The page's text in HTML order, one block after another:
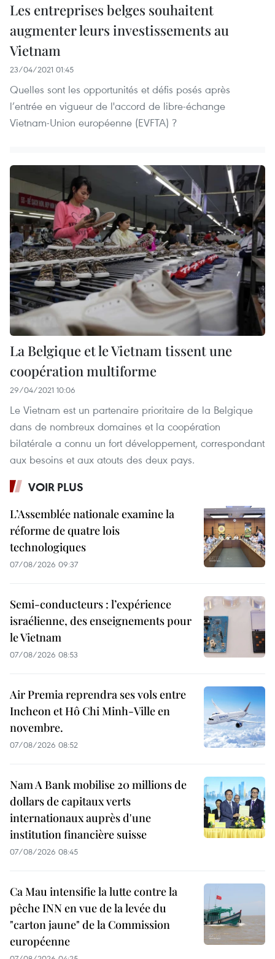
​Les entreprises belges souhaitent
augmenter leurs investissements au
Vietnam
23/04/2021 01:45
Quelles sont les opportunités et défis posés après
l’entrée en vigueur de l'accord de libre-échange
Vietnam-Union européenne (EVFTA) ?
La Belgique et le Vietnam tissent une
coopération multiforme
29/04/2021 10:06
Le Vietnam est un partenaire prioritaire de la Belgique
dans de nombreux domaines et la coopération
bilatérale a connu un fort développement, correspondant
aux besoins et aux atouts des deux pays.
VOIR PLUS
L’Assemblée nationale examine la
réforme de quatre lois
technologiques
07/08/2026 09:37
Semi-conducteurs : l’expérience
israélienne, des enseignements pour
le Vietnam
07/08/2026 08:53
Air Premia reprendra ses vols entre
Incheon et Hô Chi Minh-Ville en
novembre.
07/08/2026 08:52
Nam A Bank mobilise 20 millions de
dollars de capitaux verts
internationaux auprès d'une
institution financière suisse
07/08/2026 08:45
Ca Mau intensifie la lutte contre la
pêche INN en vue de la levée du
"carton jaune" de la Commission
européenne